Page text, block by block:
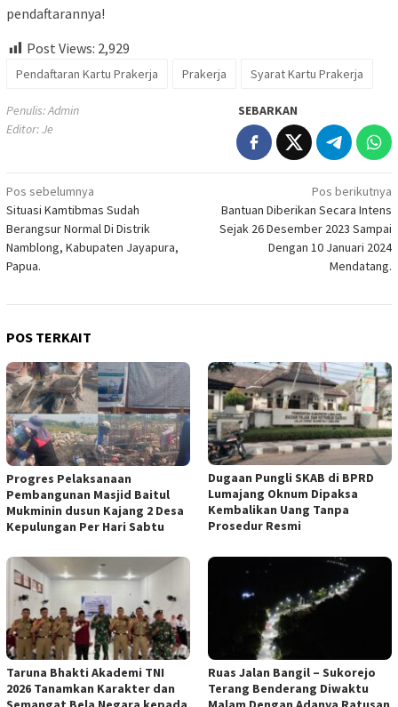
pendaftarannya!
Post Views: 2,929
Pendaftaran Kartu Prakerja Prakerja Syarat Kartu Prakerja
Penulis: Admin
Editor: Je
SEBARKAN
Navigasi
pos
Pos sebelumnya
Situasi Kamtibmas Sudah
Berangsur Normal Di Distrik
Namblong, Kabupaten Jayapura,
Papua.
Pos berikutnya
Bantuan Diberikan Secara Intens
Sejak 26 Desember 2023 Sampai
Dengan 10 Januari 2024
Mendatang.
POS TERKAIT
Progres Pelaksanaan
Pembangunan Masjid Baitul
Mukminin dusun Kajang 2 Desa
Kepulungan Per Hari Sabtu
Dugaan Pungli SKAB di BPRD
Lumajang Oknum Dipaksa
Kembalikan Uang Tanpa
Prosedur Resmi
Taruna Bhakti Akademi TNI
2026 Tanamkan Karakter dan
Ruas Jalan Bangil – Sukorejo
Terang Benderang Diwaktu